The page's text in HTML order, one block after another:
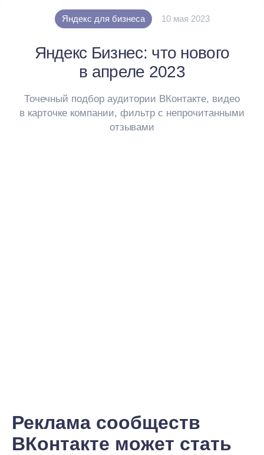
Яндекс для бизнеса 10 мая 2023
Яндекс Бизнес: что нового
в апреле 2023
Точечный подбор аудитории ВКонтакте, видео
в карточке компании, фильтр с непрочитанными
отзывами
Реклама сообществ
ВКонтакте может стать